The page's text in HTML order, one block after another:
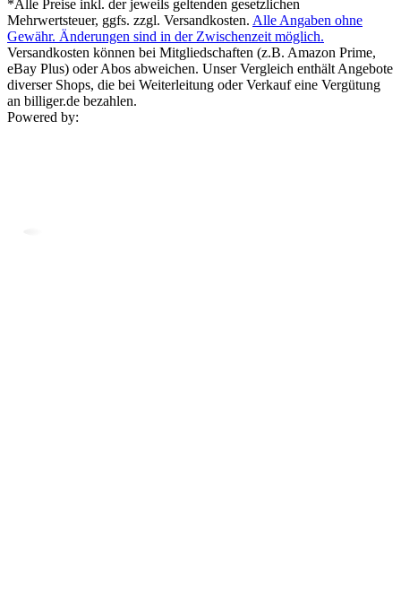
*Alle Preise inkl. der jeweils geltenden gesetzlichen
Mehrwertsteuer, ggfs. zzgl. Versandkosten. Alle Angaben ohne
Gewähr. Änderungen sind in der Zwischenzeit möglich.
Versandkosten können bei Mitgliedschaften (z.B. Amazon Prime,
eBay Plus) oder Abos abweichen. Unser Vergleich enthält Angebote
diverser Shops, die bei Weiterleitung oder Verkauf eine Vergütung
an billiger.de bezahlen.
Powered by: